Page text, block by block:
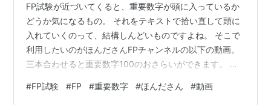
FP試験が近づいてくると、重要数字が頭に入っているか
どうか気になるもの。 それをテキストで拾い直して頭に
入れていくのって、結構しんどいものですよね。 そこで
利用したいのがほんださんFPチャンネルの以下の動画。
三本合わせると重要数字100のおさらいができます。 そ
も解説されています。 クイズ形式なので、楽しみながら
#FP試験 #FP #重要数字 #ほんださん #動画